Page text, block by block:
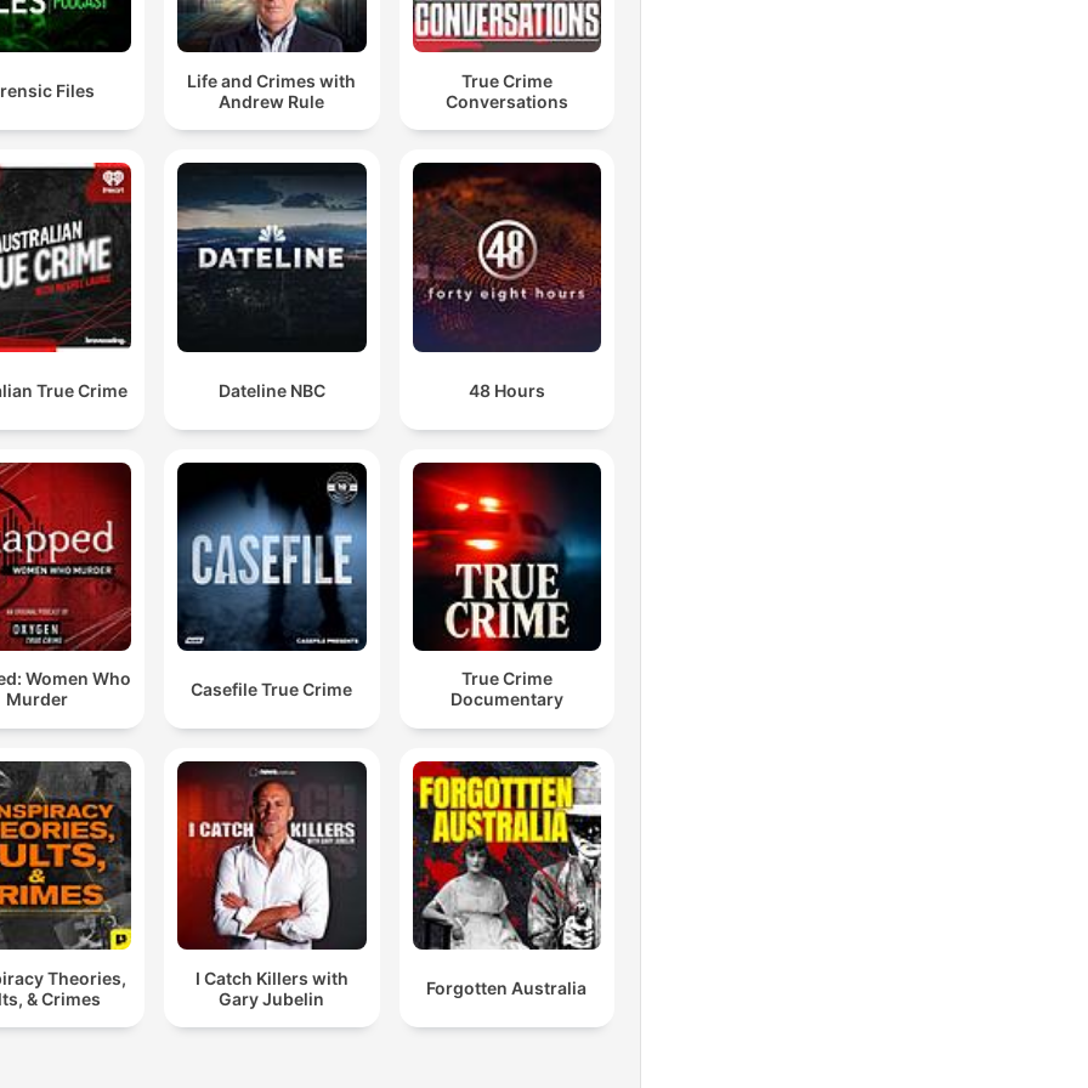
Jean-Paul Chardenou reçoit la décharge de trois quarts
d'eau. C'est-à-dire qu'en termes clairs, il tournait le dos.
Il était en train de fuir.
00:17:43 · La description technique du moment du tir démontre
que la victime n'était pas une menace mais tentait de s'échapper.
Je regrette sincèrement mon geste. J'ai pris la vie de
quelqu'un qui valait plus que moi.
00:21:46 · Marc Feral prononce ces mots lors de son procès pour
tenter d'attendrir les jurés par un aveu de culpabilité.
Files
Life and Crimes with
Andrew Rule
True Crime
Conversations
True Crime Dateline NBC 48 Hours
Women Who
Murder
Casefile True Crime
True Crime
Documentary
Theories,
& Crimes
I Catch Killers with
Gary Jubelin
Forgotten Australia